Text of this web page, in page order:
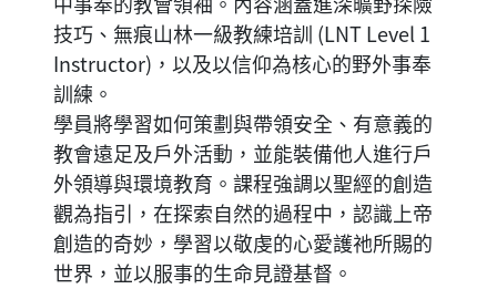
技巧、無痕山林一級教練培訓 (LNT Level 1
Instructor)，以及以信仰為核心的野外事奉
訓練。
學員將學習如何策劃與帶領安全、有意義的
教會遠足及戶外活動，並能裝備他人進行戶
外領導與環境教育。課程強調以聖經的創造
觀為指引，在探索自然的過程中，認識上帝
創造的奇妙，學習以敬虔的心愛護祂所賜的
世界，並以服事的生命見證基督。